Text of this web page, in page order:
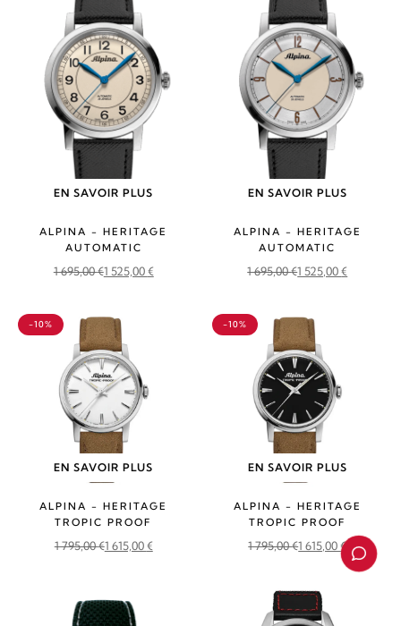
EN SAVOIR PLUS
ALPINA - HERITAGE
AUTOMATIC
1 695,00€
Le
initial
était :
1
695,00 €.
1 525,00€
Le
actuel
est :
1
525,00 €.
EN SAVOIR PLUS
ALPINA - HERITAGE
AUTOMATIC
1 695,00€
Le
initial
était :
1
695,00 €.
1 525,00€
Le
actuel
est :
1
525,00 €.
EN SAVOIR PLUS
-10%
ALPINA - HERITAGE
TROPIC PROOF
1 795,00€
Le
initial
1 615,00€
Le
actuel
EN SAVOIR PLUS
-10%
ALPINA - HERITAGE
TROPIC PROOF
1 795,00€
Le
initial
1 615,00€
Le
actuel